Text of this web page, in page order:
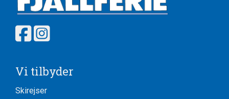
Vi tilbyder
Skirejser